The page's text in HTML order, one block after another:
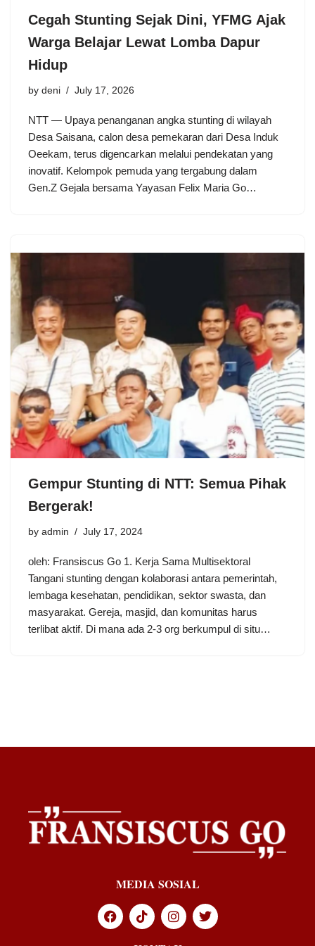
Cegah Stunting Sejak Dini, YFMG Ajak
Warga Belajar Lewat Lomba Dapur
Hidup
by deni July 17, 2026
NTT — Upaya penanganan angka stunting di wilayah
Desa Saisana, calon desa pemekaran dari Desa Induk
Oeekam, terus digencarkan melalui pendekatan yang
inovatif. Kelompok pemuda yang tergabung dalam
Gen.Z Gejala bersama Yayasan Felix Maria Go…
Gempur Stunting di NTT: Semua Pihak
Bergerak!
by admin July 17, 2024
oleh: Fransiscus Go 1. Kerja Sama Multisektoral
Tangani stunting dengan kolaborasi antara pemerintah,
lembaga kesehatan, pendidikan, sektor swasta, dan
masyarakat. Gereja, masjid, dan komunitas harus
terlibat aktif. Di mana ada 2-3 org berkumpul di situ…
MEDIA SOSIAL